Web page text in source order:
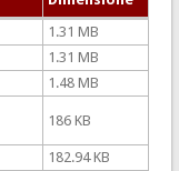
1.31 MB
1.31 MB
1.48 MB
186 KB
182.94 KB